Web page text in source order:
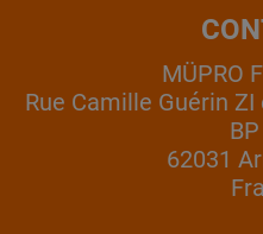
MÜPRO
Rue Camille Guérin
62031